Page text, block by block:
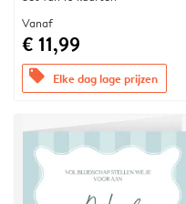
Vanaf
€ 11,99
offers Elke dag lage prijzen